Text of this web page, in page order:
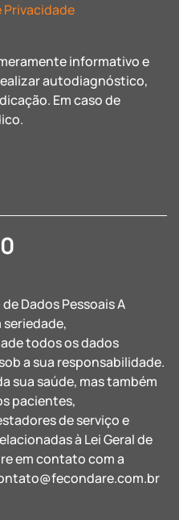
Privacidade
informativo e
autodiagnóstico,
Em caso de
Dados Pessoais A
todos os dados
a sua responsabilidade.
sua saúde, mas também
pacientes,
de serviço e
à Lei Geral de
em contato com a